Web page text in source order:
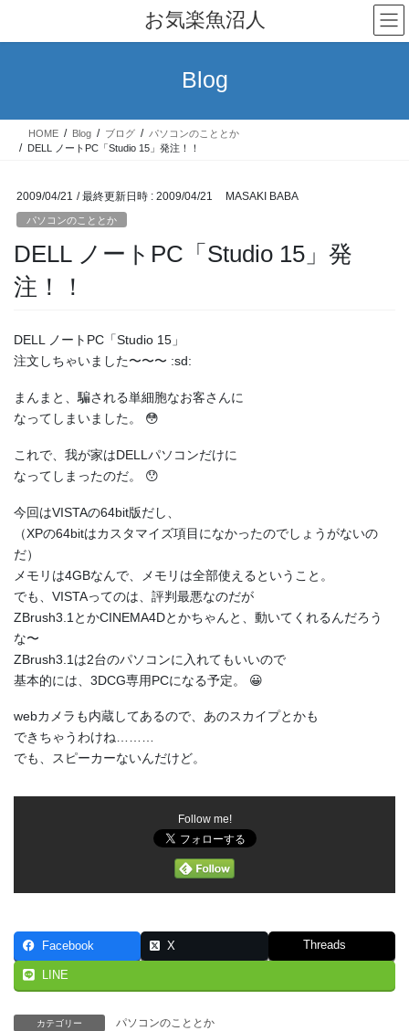
テ
ス
ゲ
ン
お気楽魚沼人
Blog
HOME Blog ブログ
パソコンのこととか
DELL ノートPC「Studio 15」発注！！
2009/04/21 / 最終更新日時 : 2009/04/21 MASAKI BABA
パソコンのこととか
DELL ノートPC「Studio 15」発
注！！
DELL ノートPC「Studio 15」
注文しちゃいました〜〜〜 :sd:
まんまと、騙される単細胞なお客さんに
なってしまいました。 😳
これで、我が家はDELLパソコンだけに
なってしまったのだ。 😯
今回はVISTAの64bit版だし、
（XPの64bitはカスタマイズ項目になかったのでしょうがないの
だ）
メモリは4GBなんで、メモリは全部使えるということ。
でも、VISTAってのは、評判最悪なのだが
ZBrush3.1とかCINEMA4Dとかちゃんと、動いてくれるんだろう
な〜
ZBrush3.1は2台のパソコンに入れてもいいので
基本的には、3DCG専用PCになる予定。 😀
webカメラも内蔵してあるので、あのスカイプとかも
できちゃうわけね………
でも、スピーカーないんだけど。
Follow me!
Facebook X Threads
LINE
カテゴリー パソコンのこととか